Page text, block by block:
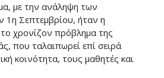
με την ανάληψη των
1η Σεπτεμβρίου, ήταν η
χρονίζον πρόβλημα της
που ταλαιπωρεί επί σειρά
κοινότητα, τους μαθητές και